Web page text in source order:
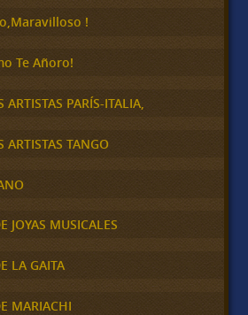
!
Te Añoro!
ARTISTAS PARÍS-ITALIA,
ARTISTAS TANGO
JOYAS MUSICALES
LA GAITA
MARIACHI